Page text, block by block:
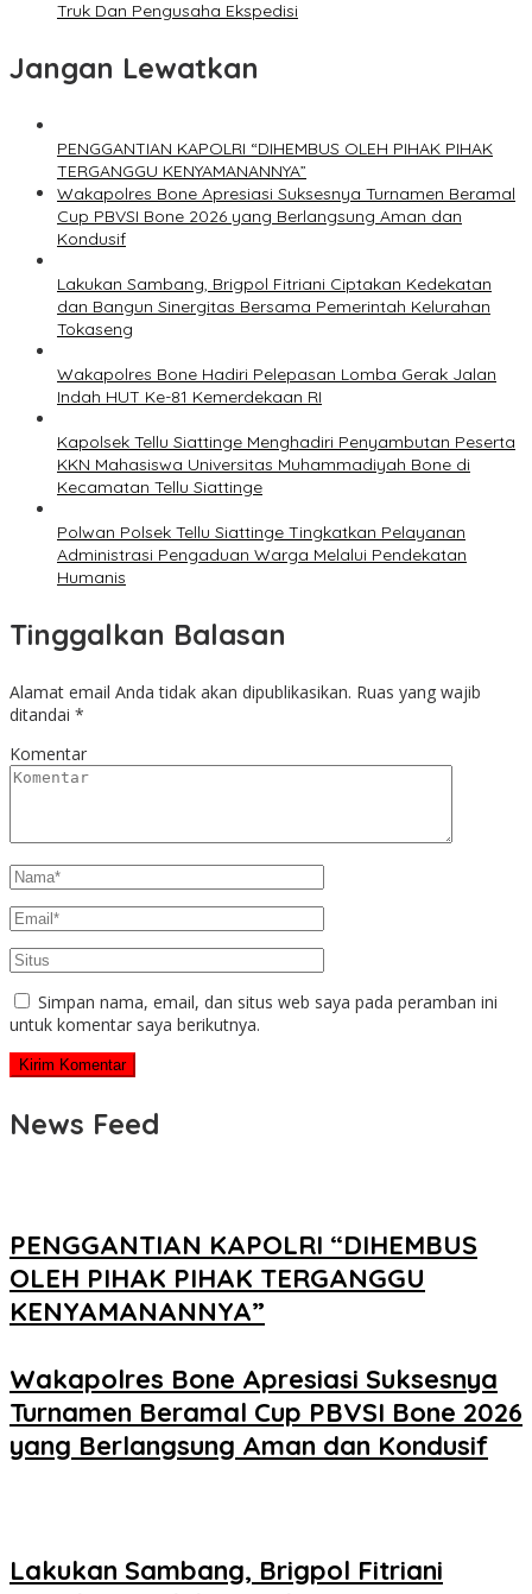
Truk Dan Pengusaha Ekspedisi
Jangan Lewatkan
PENGGANTIAN KAPOLRI “DIHEMBUS OLEH PIHAK PIHAK
TERGANGGU KENYAMANANNYA”
Wakapolres Bone Apresiasi Suksesnya Turnamen Beramal
Cup PBVSI Bone 2026 yang Berlangsung Aman dan
Kondusif
Lakukan Sambang, Brigpol Fitriani Ciptakan Kedekatan
dan Bangun Sinergitas Bersama Pemerintah Kelurahan
Tokaseng
Wakapolres Bone Hadiri Pelepasan Lomba Gerak Jalan
Indah HUT Ke-81 Kemerdekaan RI
Kapolsek Tellu Siattinge Menghadiri Penyambutan Peserta
KKN Mahasiswa Universitas Muhammadiyah Bone di
Kecamatan Tellu Siattinge
Polwan Polsek Tellu Siattinge Tingkatkan Pelayanan
Administrasi Pengaduan Warga Melalui Pendekatan
Humanis
Tinggalkan Balasan
Alamat email Anda tidak akan dipublikasikan. Ruas yang wajib
ditandai *
Komentar
Simpan nama, email, dan situs web saya pada peramban ini
untuk komentar saya berikutnya.
News Feed
PENGGANTIAN KAPOLRI “DIHEMBUS
OLEH PIHAK PIHAK TERGANGGU
KENYAMANANNYA”
Wakapolres Bone Apresiasi Suksesnya
Turnamen Beramal Cup PBVSI Bone 2026
yang Berlangsung Aman dan Kondusif
Lakukan Sambang, Brigpol Fitriani